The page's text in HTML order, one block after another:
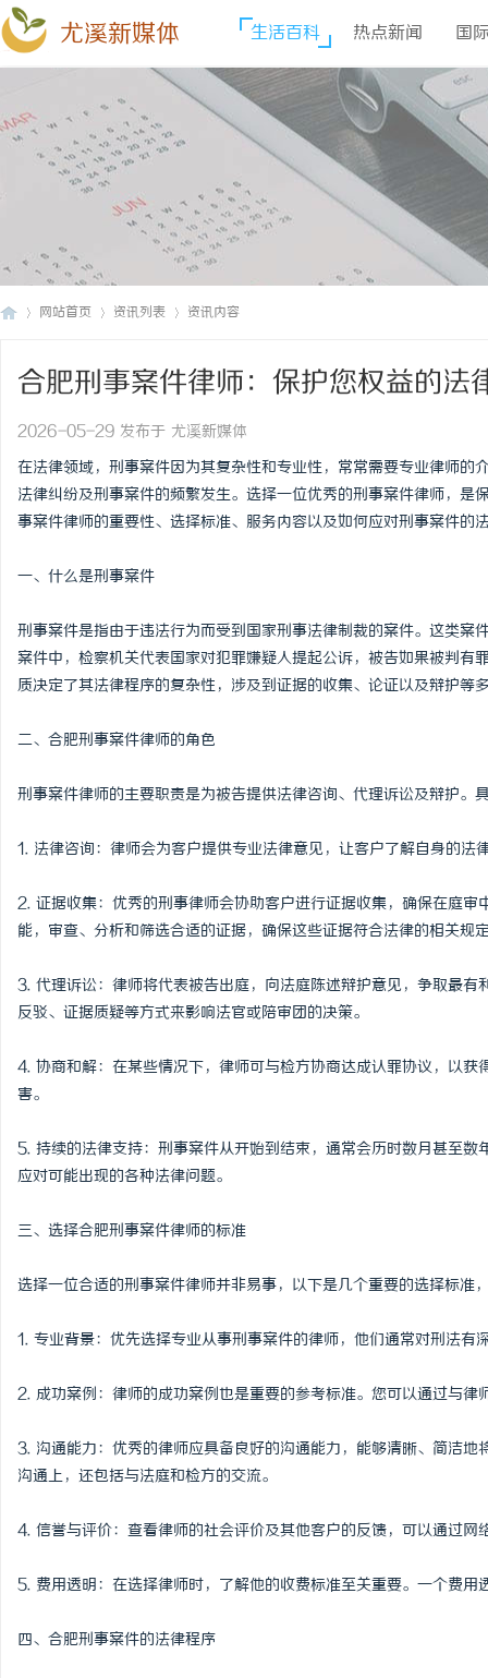
尤溪新媒体 生活百科 热点新闻 国
网站首页 资讯列表 资讯内容
合肥刑事案件律师：保护您权益的法
2026-05-29 发布于 尤溪新媒体
在法律领域，刑事案件因为其复杂性和专业性，常常需要专业律师
法律纠纷及刑事案件的频繁发生。选择一位优秀的刑事案件律师，
事案件律师的重要性、选择标准、服务内容以及如何应对刑事案件的
一、什么是刑事案件
刑事案件是指由于违法行为而受到国家刑事法律制裁的案件。这类
案件中，检察机关代表国家对犯罪嫌疑人提起公诉，被告如果被判
质决定了其法律程序的复杂性，涉及到证据的收集、论证以及辩护等
二、合肥刑事案件律师的角色
刑事案件律师的主要职责是为被告提供法律咨询、代理诉讼及辩护
1. 法律咨询：律师会为客户提供专业法律意见，让客户了解自身的法
2. 证据收集：优秀的刑事律师会协助客户进行证据收集，确保在庭
能，审查、分析和筛选合适的证据，确保这些证据符合法律的相关规
3. 代理诉讼：律师将代表被告出庭，向法庭陈述辩护意见，争取最
反驳、证据质疑等方式来影响法官或陪审团的决策。
4. 协商和解：在某些情况下，律师可与检方协商达成认罪协议，以
害。
5. 持续的法律支持：刑事案件从开始到结束，通常会历时数月甚至
应对可能出现的各种法律问题。
三、选择合肥刑事案件律师的标准
选择一位合适的刑事案件律师并非易事，以下是几个重要的选择标准
1. 专业背景：优先选择专业从事刑事案件的律师，他们通常对刑法有
2. 成功案例：律师的成功案例也是重要的参考标准。您可以通过与
3. 沟通能力：优秀的律师应具备良好的沟通能力，能够清晰、简洁
沟通上，还包括与法庭和检方的交流。
4. 信誉与评价：查看律师的社会评价及其他客户的反馈，可以通过
5. 费用透明：在选择律师时，了解他的收费标准至关重要。一个费
四、合肥刑事案件的法律程序
动定位平衡机厂家引领行业智能化发展新趋 泰山科技学院：创新育